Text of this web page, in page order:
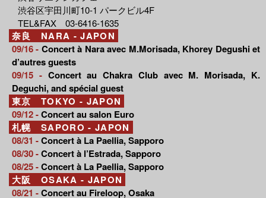
渋谷区宇田川町10-1 パークビル4F
TEL&FAX 03-6416-1635
奈良 NARA - JAPON
09/16 - Concert à Nara avec M.Morisada, Khorey Degushi et
d’autres guests
09/15 - Concert au Chakra Club avec M. Morisada, K.
Deguchi, and spécial guest
東京 TOKYO - JAPON
09/12 -Concert au salon Euro
札幌 SAPORO - JAPON
08/31 -Concert à La Paellia, Sapporo
08/30 -Concert à l’Estrada, Sapporo
08/25 -Concert à La Paellia, Sapporo
大阪 OSAKA - JAPON
08/21 -Concert au Fireloop, Osaka